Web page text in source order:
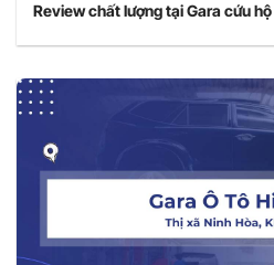
Review chất lượng tại Gara cứu